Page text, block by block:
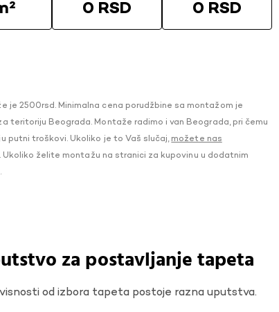
0 RSD 0 RSD
je 2500rsd. Minimalna cena porudžbine sa montažom je
teritoriju Beograda. Montaže radimo i van Beograda, pri čemu
putni troškovi. Ukoliko je to Vaš slučaj, možete nas
želite montažu na stranici za kupovinu u dodatnim
za postavljanje tapeta
od izbora tapeta postoje razna uputstva.